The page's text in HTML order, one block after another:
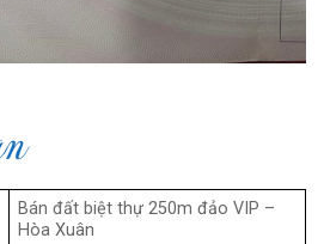
Bán đất biệt thự 250m đảo VIP –
Hòa Xuân